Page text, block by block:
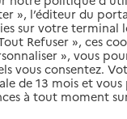
», l’éditeur du
sur votre terminal
Refuser », ces
», vous
vous consentez.
de 13 mois et
à tout moment